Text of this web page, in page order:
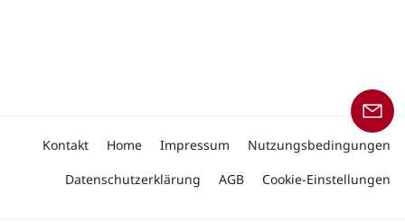
Kontakt Home Impressum
Nutzungsbedingungen
Datenschutzerklärung
AGB Cookie-Einstellungen